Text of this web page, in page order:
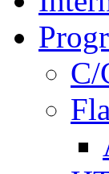
C/